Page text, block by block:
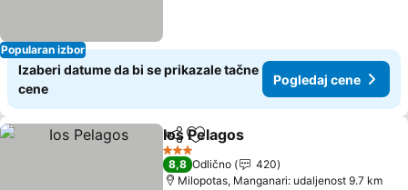
Popularan izbor
Izaberi datume da bi se prikazale tačne
cene
Pogledaj cene
Deli Dodati u favorite
Ios Pelagos
3 Zvezdice
8,8 Odlično
420
Milopotas, Manganari: udaljenost 9.7 km